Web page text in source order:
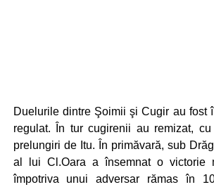
Duelurile dintre Şoimii şi Cugir au fost
regulat. În tur cugirenii au remizat,
prelungiri de Itu. În primăvară, sub
al lui Cl.Oara a însemnat o victorie
împotriva unui adversar rămas în